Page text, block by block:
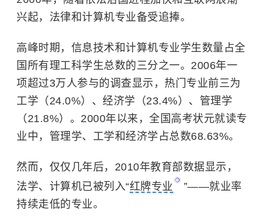
兴起，法律和计算机专业备受追捧。
高峰时期，信息技术和计算机专业学生数量占全
国所有理工科学生总数的三分之一。2006年一
项超过3万人参与的调查显示，热门专业前三为
工学（24.0%）、经济学（23.4%）、管理学
（21.8%）。2000年以来，全国高考状元就读专
业中，管理学、工学和经济学占总数68.63%。
然而，仅仅几年后，2010年教育部数据显示，
法学、计算机已被列入“红牌专业
”——就业率
持续走低的专业。